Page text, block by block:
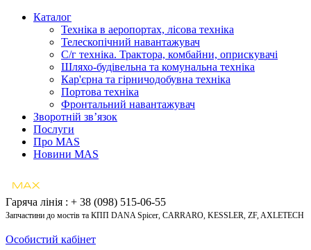
Каталог
Техніка в аеропортах, лісова техніка
Телескопічний навантажувач
С/г техніка. Трактора, комбайни, оприскувачі
Шляхо-будівельна та комунальна техніка
Кар'єрна та гірничодобувна техніка
Портова техніка
Фронтальний навантажувач
Зворотній зв’язок
Послуги
Про MAS
Новини MAS
Гаряча лінія : + 38 (098) 515-06-55
Запчастини до мостів та КПП DANA Spicer, CARRARO, KESSLER, ZF, AXLETECH
Особистий кабінет